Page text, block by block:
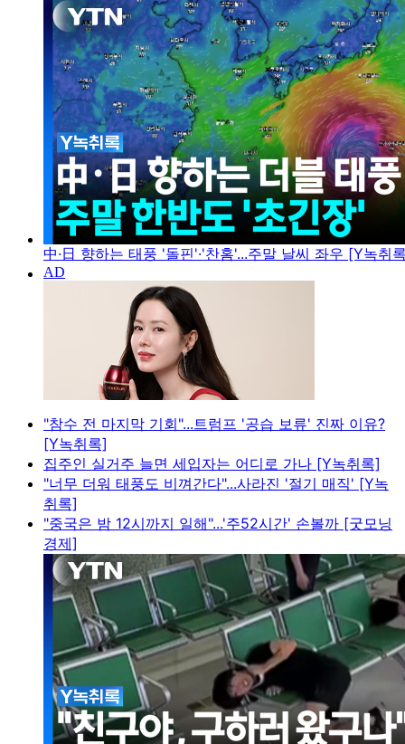
中·日 향하는 태풍 '돌핀'·'찬홈'...주말 날씨 좌우 [Y녹취
"참수 전 마지막 기회"...트럼프 '공습 보류' 진짜 이유?
[Y녹취록]
집주인 실거주 늘면 세입자는 어디로 가나 [Y녹취록]
"너무 더워 태풍도 비껴간다"...사라진 '절기 매직' [Y녹
취록]
"중국은 밤 12시까지 일해"...'주52시간' 손볼까 [굿모닝
경제]